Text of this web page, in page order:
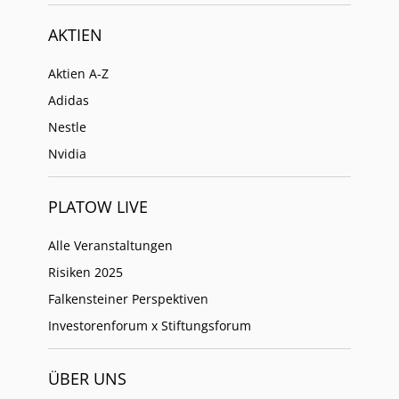
AKTIEN
Aktien A-Z
Adidas
Nestle
Nvidia
PLATOW LIVE
Alle Veranstaltungen
Risiken 2025
Falkensteiner Perspektiven
Investorenforum x Stiftungsforum
ÜBER UNS